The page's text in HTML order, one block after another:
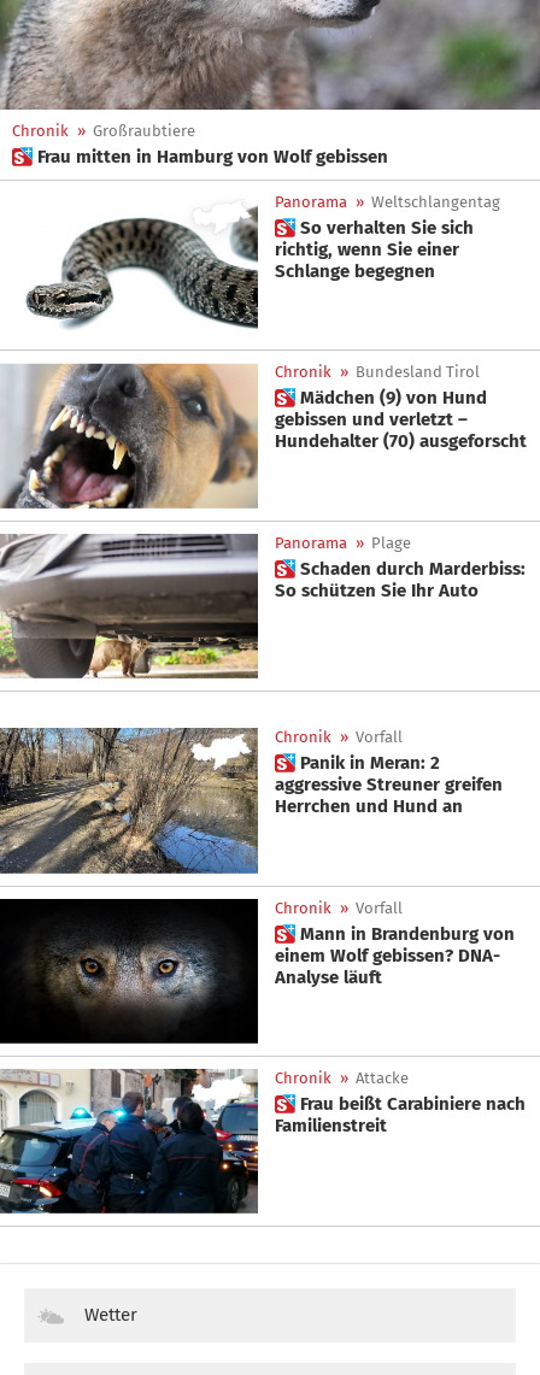
Chronik » Großraubtiere
 Frau mitten in Hamburg von Wolf gebissen
Panorama » Weltschlangentag
 So verhalten Sie sich
richtig, wenn Sie einer
Schlange begegnen
Chronik » Bundesland Tirol
 Mädchen (9) von Hund
gebissen und verletzt –
Hundehalter (70) ausgeforscht
Panorama » Plage
 Schaden durch Marderbiss:
So schützen Sie Ihr Auto
Chronik » Vorfall
 Panik in Meran: 2
aggressive Streuner greifen
Herrchen und Hund an
Chronik » Vorfall
 Mann in Brandenburg von
einem Wolf gebissen? DNA-
Analyse läuft
Chronik » Attacke
 Frau beißt Carabiniere nach
Familienstreit
Wetter